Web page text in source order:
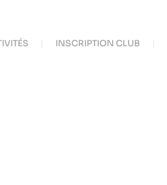
INSCRIPTION CLUB